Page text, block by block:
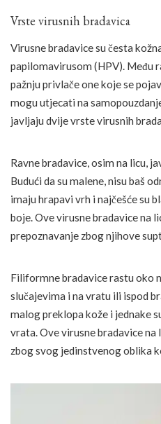
Vrste virusnih bradavica
Virusne bradavice su česta
papilomavirusom (HPV). Među
pažnju privlače one koje se
mogu utjecati na
javljaju dvije vrste virusnih
Ravne bradavice, osim na licu,
Budući da su malene, nisu baš
imaju hrapavi vrh i najčešće su
boje. Ove virusne bradavice na
prepoznavanje zbog njihove
Filiformne bradavice rastu oko
slučajevima i na vratu ili ispod
malog preklopa kože i jednake
vrata. Ove virusne bradavice na
zbog svog jedinstvenog oblika